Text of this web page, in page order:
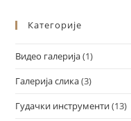
Категорије
Видео галерија(1)
Галерија слика(3)
Гудачки инструменти(13)